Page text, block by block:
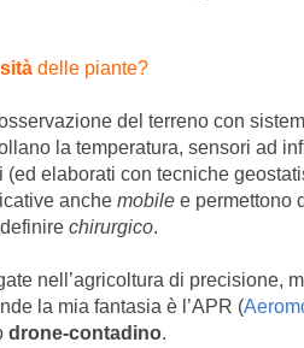
delle piante?
del terreno con
la temperatura, sensori ad
elaborati con tecniche
anche mobile e permettono
chirurgico.
nell’agricoltura di precisione,
la mia fantasia è l’APR (
drone-contadino.